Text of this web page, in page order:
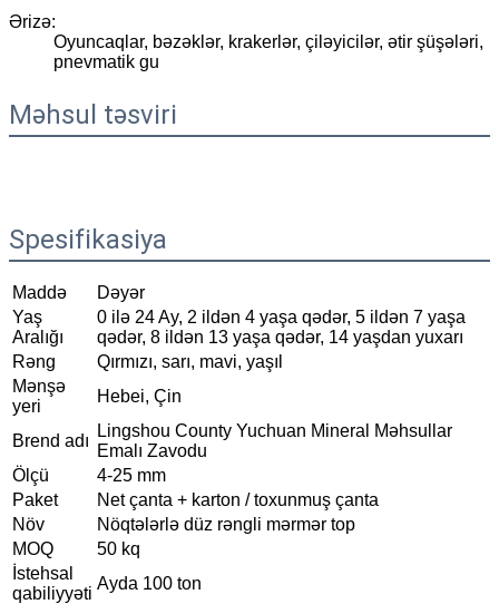
Ərizə:
Oyuncaqlar, bəzəklər, krakerlər, çiləyicilər, ətir şüşələri,
pnevmatik gu
Məhsul təsviri
Spesifikasiya
Maddə
Dəyər
Yaş
Aralığı
0 ilə 24 Ay, 2 ildən 4 yaşa qədər, 5 ildən 7 yaşa
qədər, 8 ildən 13 yaşa qədər, 14 yaşdan yuxarı
Rəng
Qırmızı, sarı, mavi, yaşıl
Mənşə
yeri
Hebei, Çin
Brend adı
Lingshou County Yuchuan Mineral Məhsullar
Emalı Zavodu
Ölçü
4-25 mm
Paket
Net çanta + karton / toxunmuş çanta
Növ
Nöqtələrlə düz rəngli mərmər top
MOQ
50 kq
İstehsal
qabiliyyəti
Ayda 100 ton